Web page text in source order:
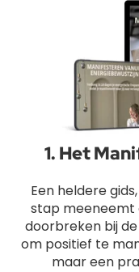
1. Het
Een heldere
stap
doorbreken bij
om positief te
maar een